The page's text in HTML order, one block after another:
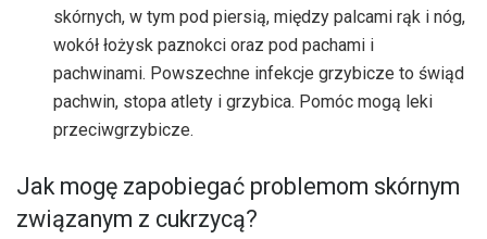
skórnych, w tym pod piersią, między palcami rąk i nóg,
wokół łożysk paznokci oraz pod pachami i
pachwinami. Powszechne infekcje grzybicze to świąd
pachwin, stopa atlety i grzybica. Pomóc mogą leki
przeciwgrzybicze.
Jak mogę zapobiegać problemom skórnym
związanym z cukrzycą?